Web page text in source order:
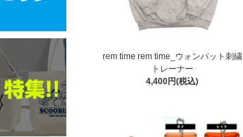
rem time rem time_ウォンバット刺繍
トレーナー
4,400円(税込)